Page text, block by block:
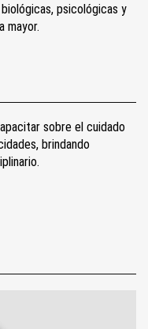
psicológicas y
mayor.
sobre el cuidado
brindando